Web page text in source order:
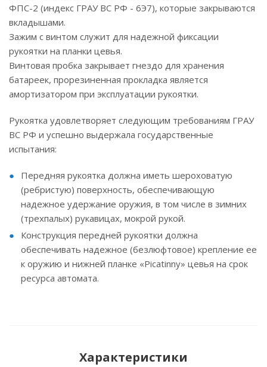
ФПС-2 (индекс ГРАУ ВС РФ - 6Э7), которые закрываются
вкладышами.
Зажим с винтом служит для надежной фиксации
рукоятки на планки цевья.
Винтовая пробка закрывает гнездо для хранения
батареек, прорезиненная прокладка является
амортизатором при эксплуатации рукоятки.
Рукоятка удовлетворяет следующим требованиям ГРАУ
ВС РФ и успешно выдержала государственные
испытания:
Передняя рукоятка должна иметь шероховатую
(ребристую) поверхность, обеспечивающую
надежное удержание оружия, в том числе в зимних
(трехпалых) рукавицах, мокрой рукой.
Конструкция передней рукоятки должна
обеспечивать надежное (безлюфтовое) крепление ее
к оружию и нижней планке «Picatinny» цевья на срок
ресурса автомата.
Характеристики